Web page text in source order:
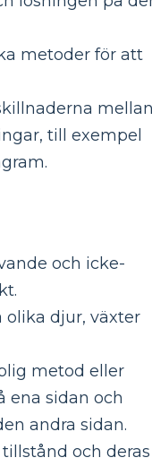
metoder för att
till exempel
och icke-
olika djur, växter
metod eller
ena sidan och
andra sidan.
och deras